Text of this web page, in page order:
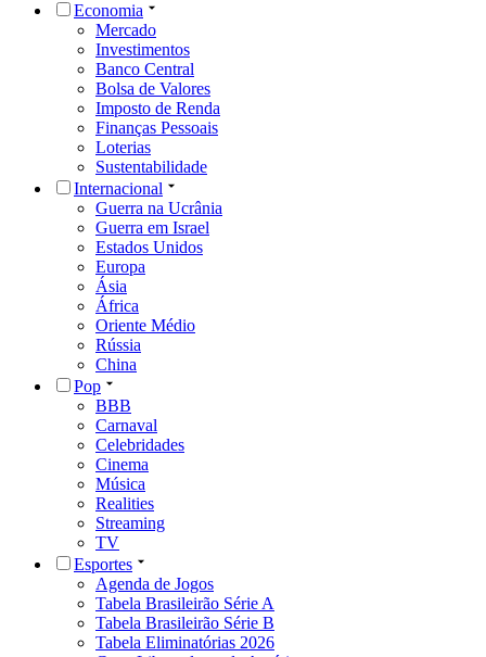
Economia
Mercado
Investimentos
Banco Central
Bolsa de Valores
Imposto de Renda
Finanças Pessoais
Loterias
Sustentabilidade
Internacional
Guerra na Ucrânia
Guerra em Israel
Estados Unidos
Europa
Ásia
África
Oriente Médio
Rússia
China
Pop
BBB
Carnaval
Celebridades
Cinema
Música
Realities
Streaming
TV
Esportes
Agenda de Jogos
Tabela Brasileirão Série A
Tabela Brasileirão Série B
Tabela Eliminatórias 2026